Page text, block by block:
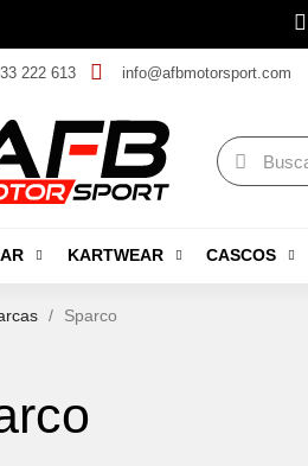
222 613 info@afbmotorsport.com
KARTWEAR CASCOS
Sparco